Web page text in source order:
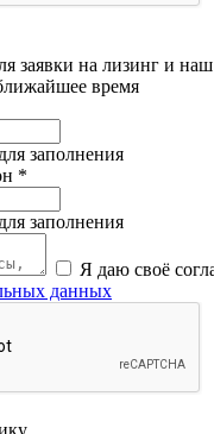
заявки на лизинг и
время
заполнения
*
заполнения
Я даю своё
данных